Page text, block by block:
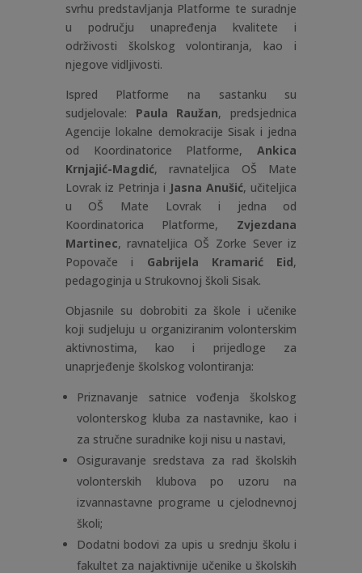
svrhu predstavljanja Platforme te suradnje
u području unapređenja kvalitete i
održivosti školskog volontiranja, kao i
njegove vidljivosti.
Ispred Platforme na sastanku su
sudjelovale: Paula Raužan, predsjednica
Agencije lokalne demokracije Sisak i jedna
od Koordinatorice Platforme,Ankica
Krnjajić-Magdić, ravnateljica OŠ Mate
Lovrak iz Petrinja i Jasna Anušić, učiteljica
u OŠ Mate Lovrak i jedna od
Koordinatorica Platforme, Zvjezdana
Martinec, ravnateljica OŠ Zorke Sever iz
Popovače i Gabrijela Kramarić Eid,
pedagoginja u Strukovnoj školi Sisak.
Objasnile su dobrobiti za škole i učenike
koji sudjeluju u organiziranim volonterskim
aktivnostima, kao i prijedloge za
unaprjeđenje školskog volontiranja:
Priznavanje satnice vođenja školskog
volonterskog kluba za nastavnike, kao i
za stručne suradnike koji nisu u nastavi,
Osiguravanje sredstava za rad školskih
volonterskih klubova po uzoru na
izvannastavne programe u cjelodnevnoj
školi;
Dodatni bodovi za upis u srednju školu i
fakultet za najaktivnije učenike u školskih